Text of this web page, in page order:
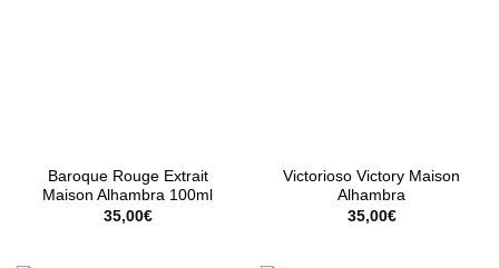
Baroque Rouge Extrait
Maison Alhambra 100ml
35,00€
Victorioso Victory Maison
Alhambra
35,00€